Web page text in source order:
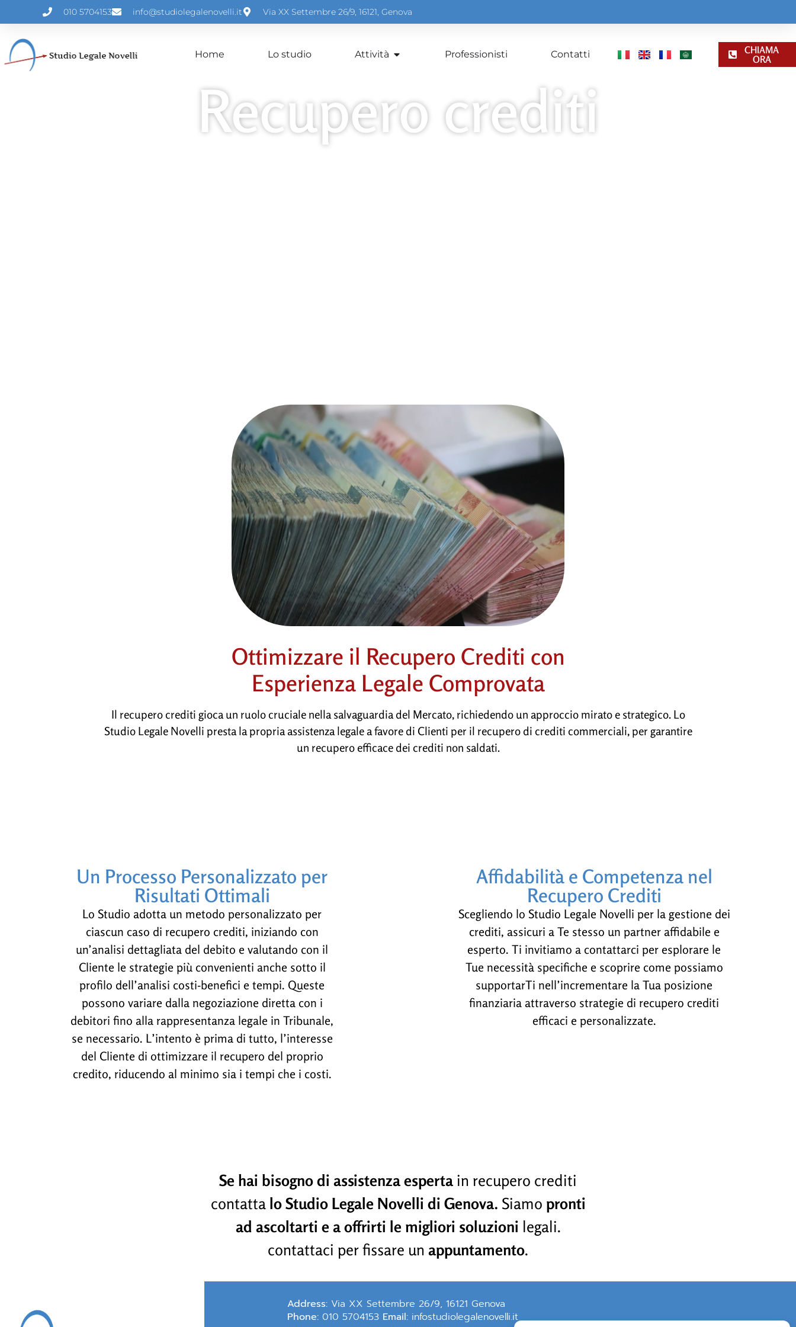
010 5704153 info@studiolegalenovelli.it Via XX Settembre 26/9, 16121, Genova
Home Lo studio Attività Professionisti Contatti
CHIAMA
ORA
Recupero crediti
Ottimizzare il Recupero Crediti con
Esperienza Legale Comprovata
Il recupero crediti gioca un ruolo cruciale nella salvaguardia del Mercato, richiedendo un approccio mirato e strategico. Lo
Studio Legale Novelli presta la propria assistenza legale a favore di Clienti per il recupero di crediti commerciali, per garantire
un recupero efficace dei crediti non saldati.
Un Processo Personalizzato per
Risultati Ottimali
Lo Studio adotta un metodo personalizzato per
ciascun caso di recupero crediti, iniziando con
un’analisi dettagliata del debito e valutando con il
Cliente le strategie più convenienti anche sotto il
profilo dell’analisi costi-benefici e tempi. Queste
possono variare dalla negoziazione diretta con i
debitori fino alla rappresentanza legale in Tribunale,
se necessario. L’intento è prima di tutto, l’interesse
del Cliente di ottimizzare il recupero del proprio
credito, riducendo al minimo sia i tempi che i costi.
Affidabilità e Competenza nel
Recupero Crediti
Scegliendo lo Studio Legale Novelli per la gestione dei
crediti, assicuri a Te stesso un partner affidabile e
esperto. Ti invitiamo a contattarci per esplorare le
Tue necessità specifiche e scoprire come possiamo
supportarTi nell’incrementare la Tua posizione
finanziaria attraverso strategie di recupero crediti
efficaci e personalizzate.
Se hai bisogno di assistenza esperta in recupero crediti
contatta lo Studio Legale Novelli di Genova. Siamo pronti
ad ascoltarti e a offrirti le migliori soluzioni legali.
contattaci per fissare un appuntamento.
Address:Via XX Settembre 26/9, 16121 Genova
Phone:010 5704153 Email:infostudiolegalenovelli.it